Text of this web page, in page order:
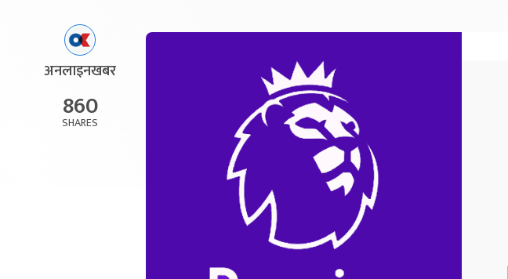
अनलाइनखबर
860
SHARES